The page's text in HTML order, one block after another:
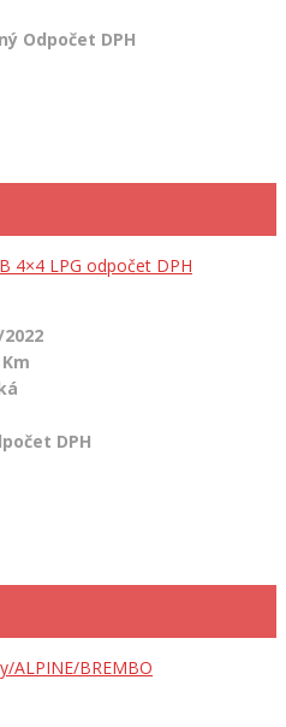
Odpočet DPH
4×4 LPG odpočet DPH
2022
DPH
ALPINE/BREMBO